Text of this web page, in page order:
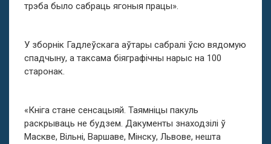
трэба было сабраць ягоныя працы».
У зборнік Гадлеўскага аўтары сабралі ўсю вядомую
спадчыну, а таксама біяграфічны нарыс на 100
старонак.
«Кніга стане сенсацыяй. Таямніцы пакуль
раскрываць не будзем. Дакументы знаходзілі ў
Маскве, Вільні, Варшаве, Мінску, Львове, нешта